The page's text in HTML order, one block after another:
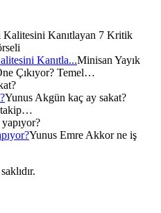
Kanıtla...Minisan Yayık
Çıkıyor? Temel…
Yunus Akgün kaç ay sakat?
takip…
Yunus Emre Akkor ne iş